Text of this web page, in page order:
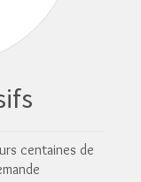
centaines de